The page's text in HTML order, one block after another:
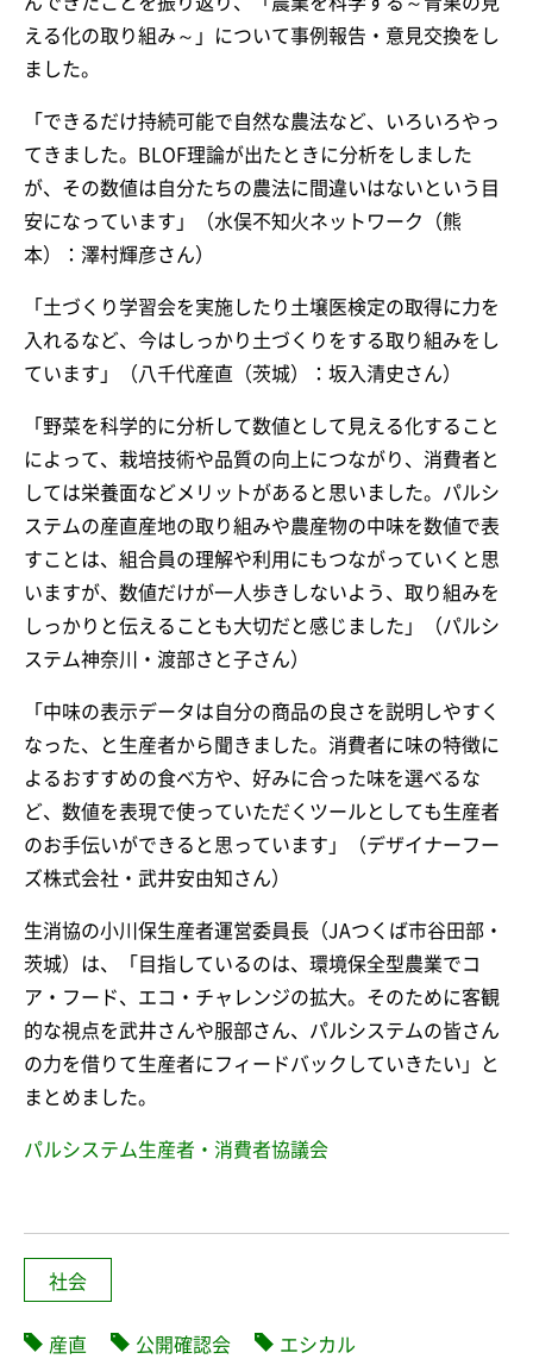
える化の取り組み～」について事例報告・意見交換をし
ました。
「できるだけ持続可能で自然な農法など、いろいろやっ
てきました。BLOF理論が出たときに分析をしました
が、その数値は自分たちの農法に間違いはないという目
安になっています」（水俣不知火ネットワーク（熊
本）：澤村輝彦さん）
「土づくり学習会を実施したり土壌医検定の取得に力を
入れるなど、今はしっかり土づくりをする取り組みをし
ています」（八千代産直（茨城）：坂入清史さん）
「野菜を科学的に分析して数値として見える化すること
によって、栽培技術や品質の向上につながり、消費者と
しては栄養面などメリットがあると思いました。パルシ
ステムの産直産地の取り組みや農産物の中味を数値で表
すことは、組合員の理解や利用にもつながっていくと思
いますが、数値だけが一人歩きしないよう、取り組みを
しっかりと伝えることも大切だと感じました」（パルシ
ステム神奈川・渡部さと子さん）
「中味の表示データは自分の商品の良さを説明しやすく
なった、と生産者から聞きました。消費者に味の特徴に
よるおすすめの食べ方や、好みに合った味を選べるな
ど、数値を表現で使っていただくツールとしても生産者
のお手伝いができると思っています」（デザイナーフー
ズ株式会社・武井安由知さん）
生消協の小川保生産者運営委員長（JAつくば市谷田部・
茨城）は、「目指しているのは、環境保全型農業でコ
ア・フード、エコ・チャレンジの拡大。そのために客観
的な視点を武井さんや服部さん、パルシステムの皆さん
の力を借りて生産者にフィードバックしていきたい」と
まとめました。
パルシステム生産者・消費者協議会
社会
産直 公開確認会 エシカル